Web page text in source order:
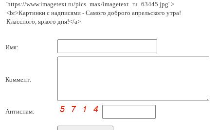
'https://www.imagetext.ru/pics_max/imagetext_ru_63445.jpg' >
<br>Картинки с надписями - Самого доброго апрельского утра!
Классного, яркого дня!</a>
Имя:
Коммент:
Антиспам: